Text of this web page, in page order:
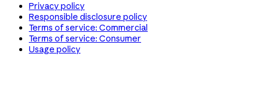
Privacy policy
Responsible disclosure policy
Terms of service: Commercial
Terms of service: Consumer
Usage policy